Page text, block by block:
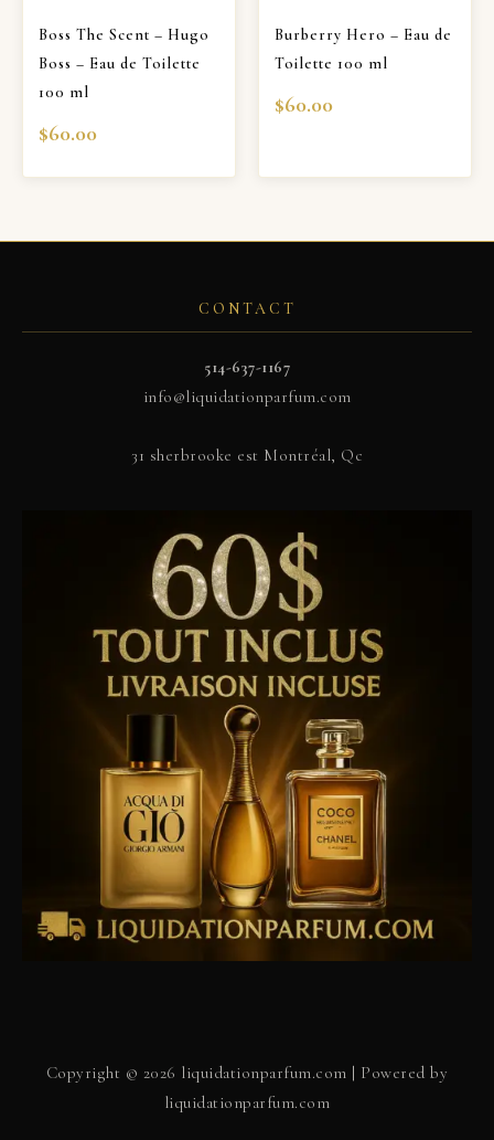
Boss The Scent – Hugo
Boss – Eau de Toilette
100 ml
$60.00
Burberry Hero – Eau de
Toilette 100 ml
$60.00
CONTACT
514-637-1167
info@liquidationparfum.com
31 sherbrooke est Montréal, Qc
Copyright © 2026 liquidationparfum.com | Powered by
liquidationparfum.com